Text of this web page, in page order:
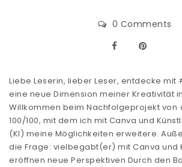
0 Comments
Liebe Leserin, lieber Leser, entdecke
eine neue Dimension meiner Kreativität
Willkommen beim Nachfolgeprojekt
100/100, mit dem ich mit Canva und
(KI) meine Möglichkeiten erweitere.
die Frage: vielbegabt(er) mit Canva und
eröffnen neue Perspektiven Durch den